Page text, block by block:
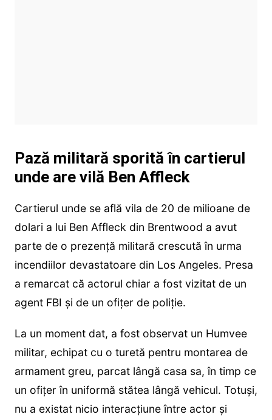
Pază militară sporită în cartierul
unde are vilă Ben Affleck
Cartierul unde se află vila de 20 de milioane de
dolari a lui Ben Affleck din Brentwood a avut
parte de o prezență militară crescută în urma
incendiilor devastatoare din Los Angeles. Presa
a remarcat că actorul chiar a fost vizitat de un
agent FBI și de un ofițer de poliție.
La un moment dat, a fost observat un Humvee
militar, echipat cu o turetă pentru montarea de
armament greu, parcat lângă casa sa, în timp ce
un ofițer în uniformă stătea lângă vehicul. Totuși,
nu a existat nicio interacțiune între actor și